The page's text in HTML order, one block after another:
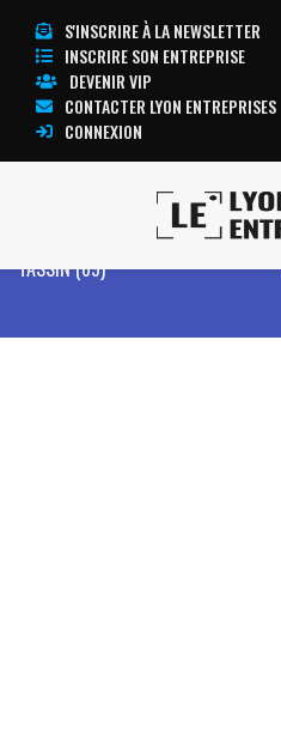
S'INSCRIRE À LA NEWSLETTER
INSCRIRE SON ENTREPRISE
DEVENIR VIP
CONTACTER LYON ENTREPRISES
CONNEXION
m[ART]melade Events –
TASSIN (69)​